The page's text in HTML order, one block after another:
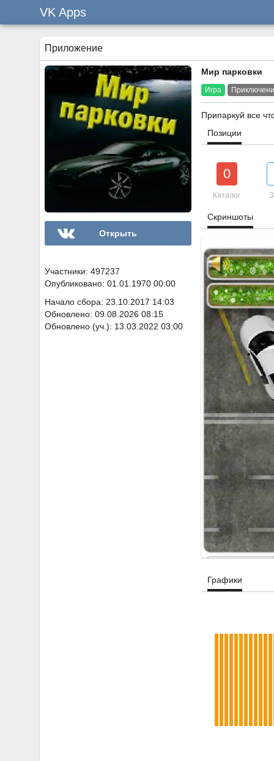
VK Apps
Приложение
Открыть
Участники: 497237
Опубликовано: 01.01.1970 00:00
Начало сбора: 23.10.2017 14:03
Обновлено: 09.08.2026 08:15
Обновлено (уч.): 13.03.2022 03:00
Мир парковки
Игра
Припаркуй все
Позиции
0
Каталог
Скриншоты
Графики